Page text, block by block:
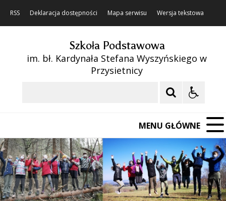
RSS Deklaracja dostępności Mapa serwisu Wersja tekstowa
Szkoła Podstawowa
im. bł. Kardynała Stefana Wyszyńskiego w
Przysietnicy
MENU GŁÓWNE
Poprzedni Element
Następny Element
❚❚